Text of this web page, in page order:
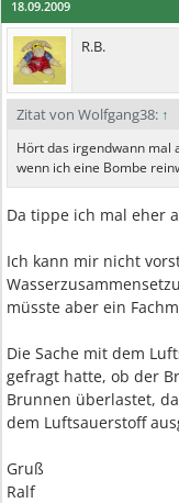
18.09.2009
R.B.
Zitat von Wolfgang38: ↑
Hört das irgendwann mal
wenn ich eine Bombe
Da tippe ich mal eher
Ich kann mir nicht
müsste aber ein
Die Sache mit dem
gefragt hatte, ob der
Brunnen überlastet,
dem Luftsauerstoff
Gruß
Ralf